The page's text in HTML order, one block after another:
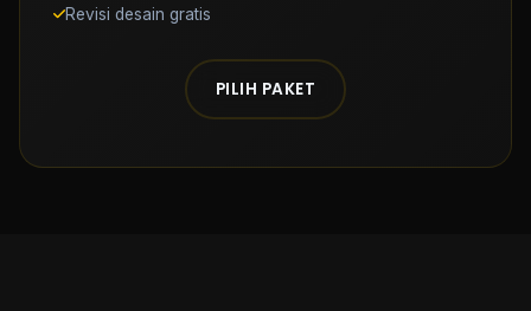
Revisi desain gratis
PILIH PAKET